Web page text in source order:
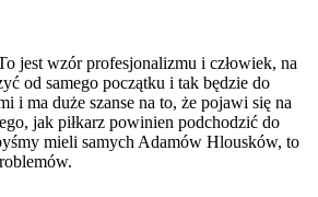
jest wzór profesjonalizmu i człowiek, na
od samego początku i tak będzie do
i ma duże szanse na to, że pojawi się na
jak piłkarz powinien podchodzić do
mieli samych Adamów Hlousków, to